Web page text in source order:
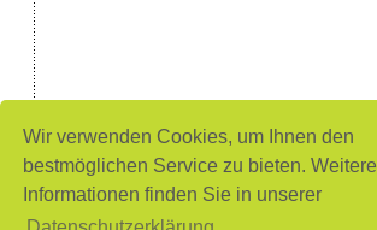
Wir verwenden Cookies, um Ihnen den
bestmöglichen Service zu bieten. Weitere
Informationen finden Sie in unserer